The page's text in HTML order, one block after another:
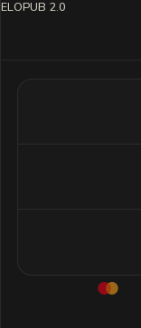
ELOPUB 2.0